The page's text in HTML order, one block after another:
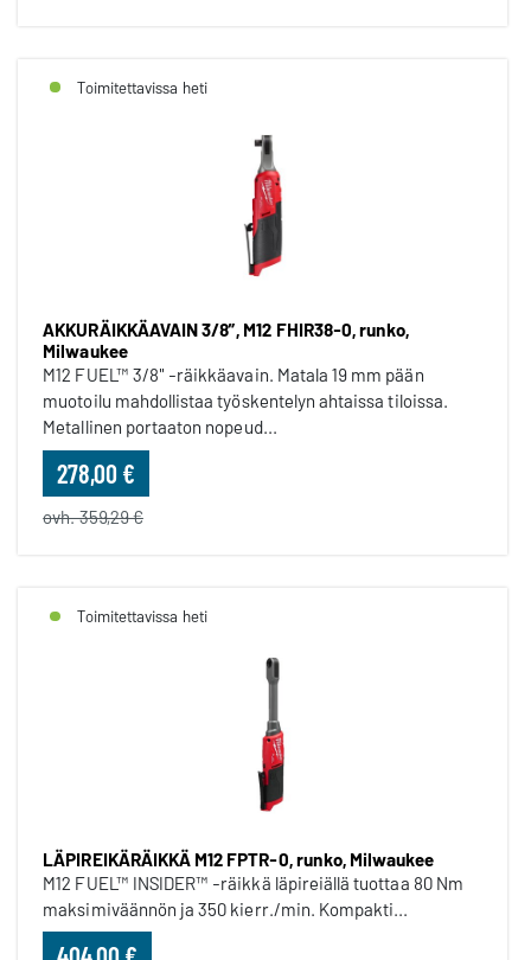
Toimitettavissa heti
AKKURÄIKKÄAVAIN 3/8”, M12 FHIR38-0, runko,
Milwaukee
M12 FUEL™ 3/8" -räikkäavain. Matala 19 mm pään
muotoilu mahdollistaa työskentelyn ahtaissa tiloissa.
Metallinen portaaton nopeud...
278,00 €
ovh. 359,29 €
Toimitettavissa heti
LÄPIREIKÄRÄIKKÄ M12 FPTR-0, runko, Milwaukee
M12 FUEL™ INSIDER™ -räikkä läpireiällä tuottaa 80 Nm
maksimiväännön ja 350 kierr./min. Kompakti...